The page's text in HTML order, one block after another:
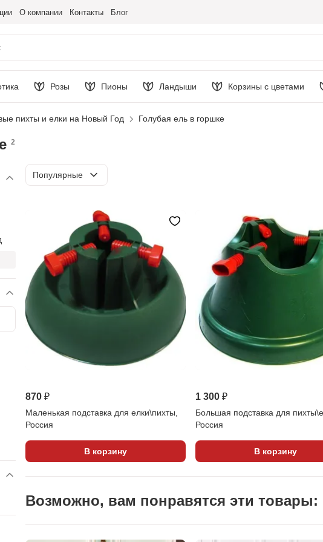
О компании Контакты Блог
Розы Пионы Ландыши Корзины с цветами
пихты и елки на Новый Год Голубая ель в горшке
2
Сортировка
Популярные
870 ₽
Маленькая подставка для елки\пихты,
Россия
В корзину
1 300 ₽
Большая подставка для
Россия
В корзину
Возможно, вам понравятся эти товары: